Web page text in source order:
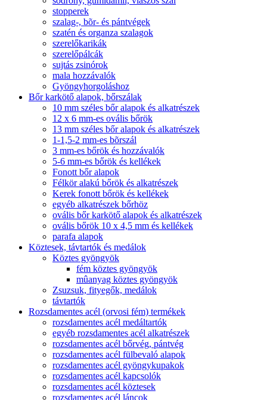
stopperek
szalag-, bõr- és pántvégek
szatén és organza szalagok
szerelőkarikák
szerelőpálcák
sujtás zsinórok
mala hozzávalók
Gyöngyhorgoláshoz
Bőr karkötő alapok, bőrszálak
10 mm széles bőr alapok és alkatrészek
12 x 6 mm-es ovális bőrök
13 mm széles bőr alapok és alkatrészek
1-1,5-2 mm-es bõrszál
3 mm-es bőrök és hozzávalók
5-6 mm-es bőrök és kellékek
Fonott bőr alapok
Félkör alakú bőrök és alkatrészek
Kerek fonott bőrök és kellékek
egyéb alkatrészek bőrhöz
ovális bőr karkötő alapok és alkatrészek
ovális bőrök 10 x 4,5 mm és kellékek
parafa alapok
Köztesek, távtartók és medálok
Köztes gyöngyök
fém köztes gyöngyök
mûanyag köztes gyöngyök
Zsuzsuk, fityegők, medálok
távtartók
Rozsdamentes acél (orvosi fém) termékek
rozsdamentes acél medáltartók
egyéb rozsdamentes acél alkatrészek
rozsdamentes acél bőrvég, pántvég
rozsdamentes acél fülbevaló alapok
rozsdamentes acél gyöngykupakok
rozsdamentes acél kapcsolók
rozsdamentes acél köztesek
rozsdamentes acél láncok